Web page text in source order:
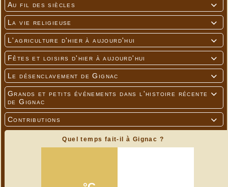

Au fil des siècles

La vie religieuse

L'agriculture d'hier à aujourd'hui

Fêtes et loisirs d'hier à aujourd'hui

Le désenclavement de Gignac

Grands et petits événements dans l'histoire récente
de Gignac

Contributions
Quel temps fait-il à Gignac ?